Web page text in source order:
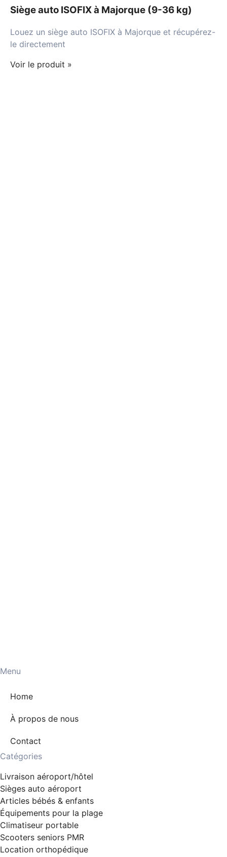
Siège auto ISOFIX à Majorque (9-36 kg)
Louez un siège auto ISOFIX à Majorque et récupérez-
le directement
Voir le produit »
Menu
Home
À propos de nous
Contact
Catégories
Livraison aéroport/hôtel
Sièges auto aéroport
Articles bébés & enfants
Équipements pour la plage
Climatiseur portable
Scooters seniors PMR
Location orthopédique